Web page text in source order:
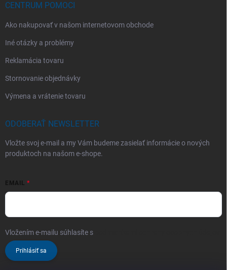
CENTRUM POMOCI
Ako nakupovať v našom internetovom obchode
Iné otázky a problémy
Reklamácia tovaru
Stornovanie objednávky
Výmena a vrátenie tovaru
ODOBERAŤ NEWSLETTER
Vložte svoj e-mail a my Vám budeme zasielať informácie o nových
produktoch na našom e-shope.
EMAIL
Vložením e-mailu súhlasíte s
Prihlásiť sa